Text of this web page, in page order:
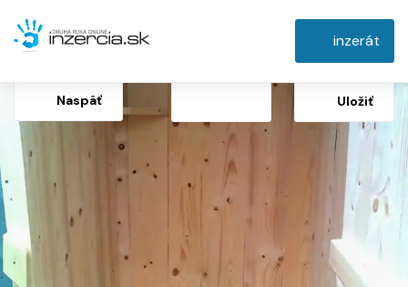
inzerát
Naspäť Uložiť